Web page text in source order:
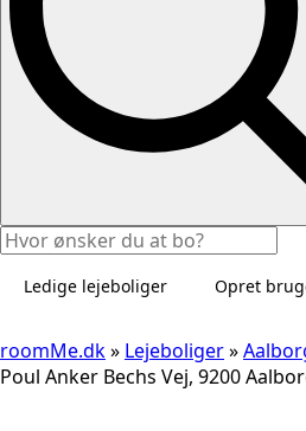
Ledige lejeboliger Opret
roomMe.dk» Lejeboliger»
Poul Anker Bechs Vej, 9200